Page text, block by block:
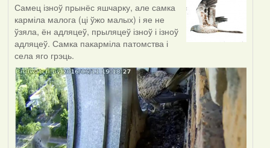
Самец ізноў прынёс яшчарку, але самка
карміла малога (ці ўжо малых) і яе не
ўзяла, ён адляцеў, прыляцеў ізноў і ізноў
адляцеў. Самка пакарміла патомства і
села яго грэць.